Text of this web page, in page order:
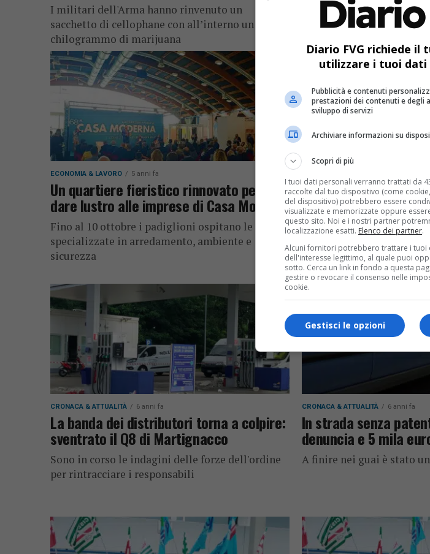
I militari dell'Arma hanno rinvenuto un
sacchetto di cellophane con all’interno un
chilogrammo di marijuana
dell'acqua è
oggi è necessario evitare
ECONOMIA & LAVORO 5 anni fa
Un quartiere fieristico rinnovato per
dare lustro alle imprese di Casa Moderna
Fino al 10 ottobre i padiglioni ospitano le realtà
specializzate in arredamento, ambiente e
sicurezza
Posa della prima
Prato: sorgerà una
L'edificio sarà realizzato
sostegno economico della
CRONACA & ATTUALITÀ 6 anni fa
La banda dei distributori torna a colpire:
sventrato il Q8 di Martignacco
Sono in corso le indagini delle forze dell'ordine
per rintracciare i responsabili
CRONACA & ATTUALITÀ 6 anni fa
In strada senza
denuncia e 5 mila
A finire nei guai è stato
Diario FVG richiede il
utilizzare i tuoi dati
Pubblicità e contenuti
prestazioni dei contenuti e degli
sviluppo di servizi
Archiviare informazioni su
Scopri di più
I tuoi dati personali verranno trattati da
raccolte dal tuo dispositivo (come
del dispositivo) potrebbero essere
visualizzate e memorizzate oppure
questo sito. Noi e i nostri partner
localizzazione esatti. Elenco dei partner.
Alcuni fornitori potrebbero trattare i tuoi
dell'interesse legittimo, al quale puoi
sotto. Cerca un link in fondo a questa
gestire o revocare il consenso nelle
cookie.
Gestisci le opzioni